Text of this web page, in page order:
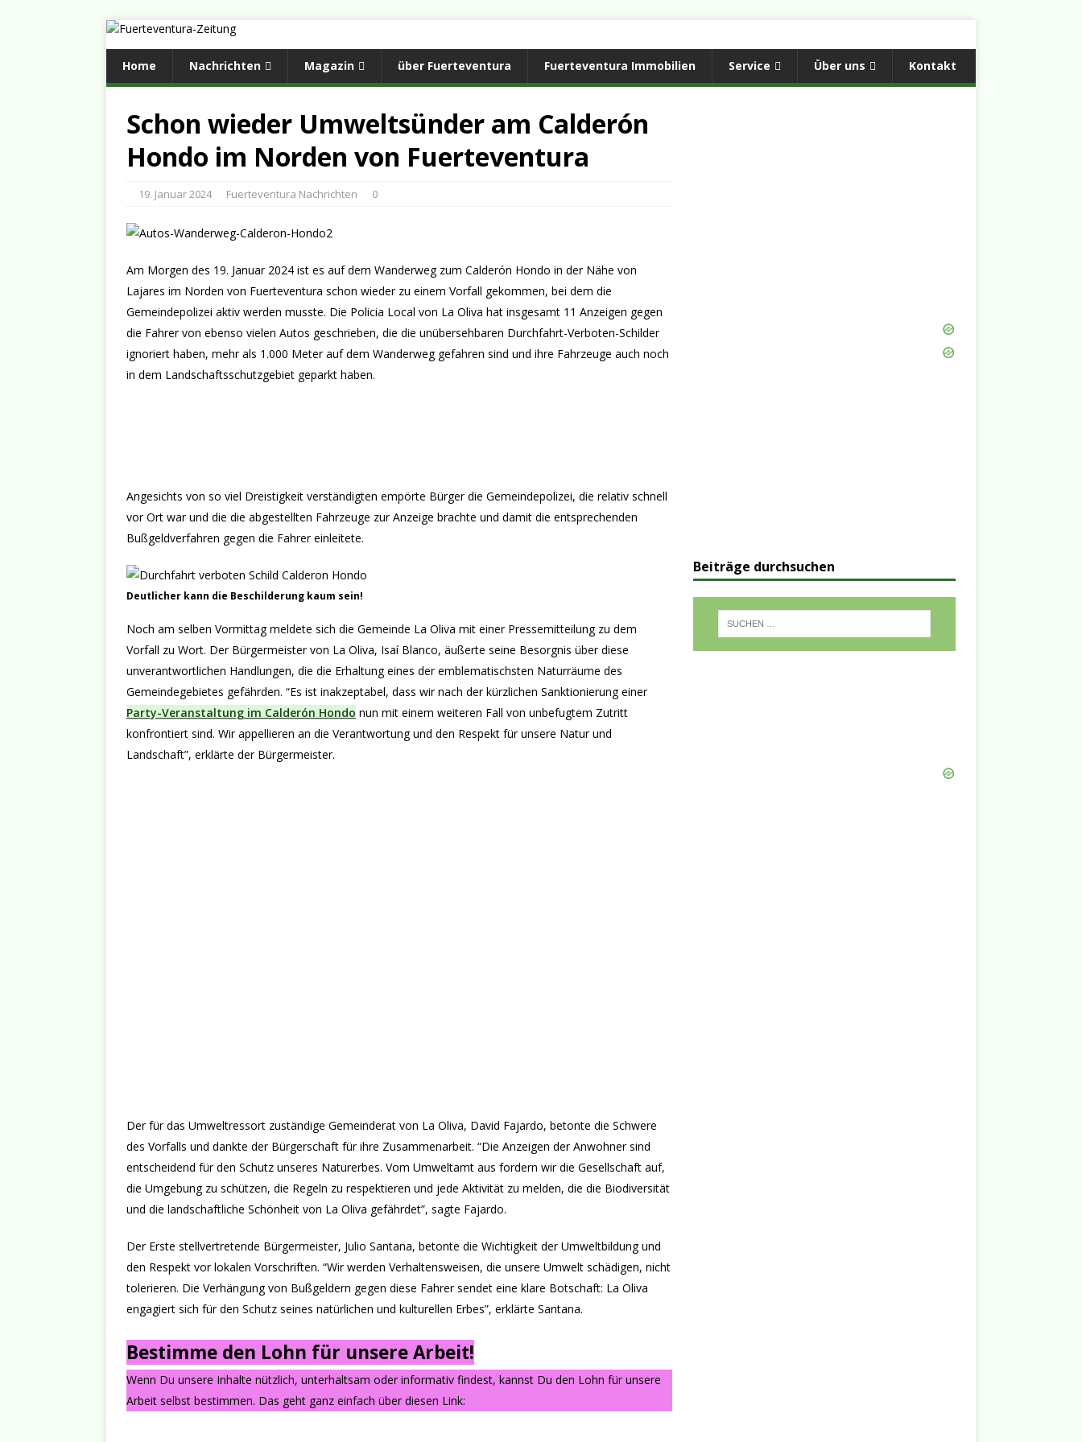
Home Nachrichten Magazin über Fuerteventura Fuerteventura Immobilien Service Über uns Kontakt
Schon wieder Umweltsünder am Calderón
Hondo im Norden von Fuerteventura
19. Januar 2024 Fuerteventura Nachrichten 0
Am Morgen des 19. Januar 2024 ist es auf dem Wanderweg zum Calderón Hondo in der Nähe von
Lajares im Norden von Fuerteventura schon wieder zu einem Vorfall gekommen, bei dem die
Gemeindepolizei aktiv werden musste. Die Policia Local von La Oliva hat insgesamt 11 Anzeigen gegen
die Fahrer von ebenso vielen Autos geschrieben, die die unübersehbaren Durchfahrt-Verboten-Schilder
ignoriert haben, mehr als 1.000 Meter auf dem Wanderweg gefahren sind und ihre Fahrzeuge auch noch
in dem Landschaftsschutzgebiet geparkt haben.
Angesichts von so viel Dreistigkeit verständigten empörte Bürger die Gemeindepolizei, die relativ schnell
vor Ort war und die die abgestellten Fahrzeuge zur Anzeige brachte und damit die entsprechenden
Bußgeldverfahren gegen die Fahrer einleitete.
Deutlicher kann die Beschilderung kaum sein!
Noch am selben Vormittag meldete sich die Gemeinde La Oliva mit einer Pressemitteilung zu dem
Vorfall zu Wort. Der Bürgermeister von La Oliva, Isaí Blanco, äußerte seine Besorgnis über diese
unverantwortlichen Handlungen, die die Erhaltung eines der emblematischsten Naturräume des
Gemeindegebietes gefährden. “Es ist inakzeptabel, dass wir nach der kürzlichen Sanktionierung einer
Party-Veranstaltung im Calderón Hondo nun mit einem weiteren Fall von unbefugtem Zutritt
konfrontiert sind. Wir appellieren an die Verantwortung und den Respekt für unsere Natur und
Landschaft”, erklärte der Bürgermeister.
Der für das Umweltressort zuständige Gemeinderat von La Oliva, David Fajardo, betonte die Schwere
des Vorfalls und dankte der Bürgerschaft für ihre Zusammenarbeit. “Die Anzeigen der Anwohner sind
entscheidend für den Schutz unseres Naturerbes. Vom Umweltamt aus fordern wir die Gesellschaft auf,
die Umgebung zu schützen, die Regeln zu respektieren und jede Aktivität zu melden, die die Biodiversität
und die landschaftliche Schönheit von La Oliva gefährdet”, sagte Fajardo.
Der Erste stellvertretende Bürgermeister, Julio Santana, betonte die Wichtigkeit der Umweltbildung und
den Respekt vor lokalen Vorschriften. “Wir werden Verhaltensweisen, die unsere Umwelt schädigen, nicht
tolerieren. Die Verhängung von Bußgeldern gegen diese Fahrer sendet eine klare Botschaft: La Oliva
engagiert sich für den Schutz seines natürlichen und kulturellen Erbes”, erklärte Santana.
Bestimme den Lohn für unsere Arbeit!
Wenn Du unsere Inhalte nützlich, unterhaltsam oder informativ findest, kannst Du den Lohn für unsere
Arbeit selbst bestimmen. Das geht ganz einfach über diesen Link:
Beiträge durchsuchen